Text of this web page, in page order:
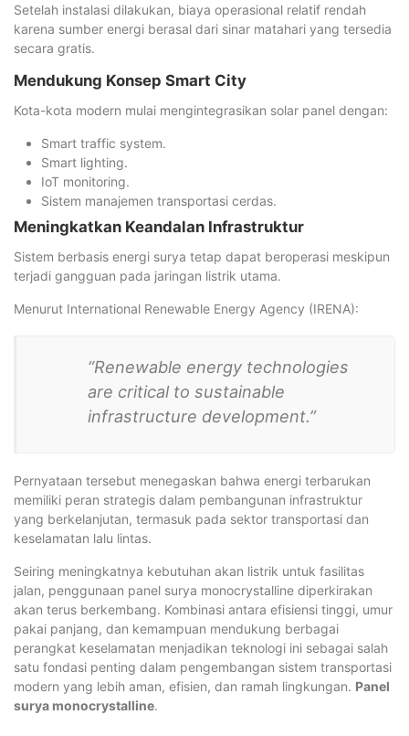
Setelah instalasi dilakukan, biaya operasional relatif rendah
karena sumber energi berasal dari sinar matahari yang tersedia
secara gratis.
Mendukung Konsep Smart City
Kota-kota modern mulai mengintegrasikan solar panel dengan:
Smart traffic system.
Smart lighting.
IoT monitoring.
Sistem manajemen transportasi cerdas.
Meningkatkan Keandalan Infrastruktur
Sistem berbasis energi surya tetap dapat beroperasi meskipun
terjadi gangguan pada jaringan listrik utama.
Menurut International Renewable Energy Agency (IRENA):
“Renewable energy technologies
are critical to sustainable
infrastructure development.”
Pernyataan tersebut menegaskan bahwa energi terbarukan
memiliki peran strategis dalam pembangunan infrastruktur
yang berkelanjutan, termasuk pada sektor transportasi dan
keselamatan lalu lintas.
Seiring meningkatnya kebutuhan akan listrik untuk fasilitas
jalan, penggunaan panel surya monocrystalline diperkirakan
akan terus berkembang. Kombinasi antara efisiensi tinggi, umur
pakai panjang, dan kemampuan mendukung berbagai
perangkat keselamatan menjadikan teknologi ini sebagai salah
satu fondasi penting dalam pengembangan sistem transportasi
modern yang lebih aman, efisien, dan ramah lingkungan. Panel
surya monocrystalline.